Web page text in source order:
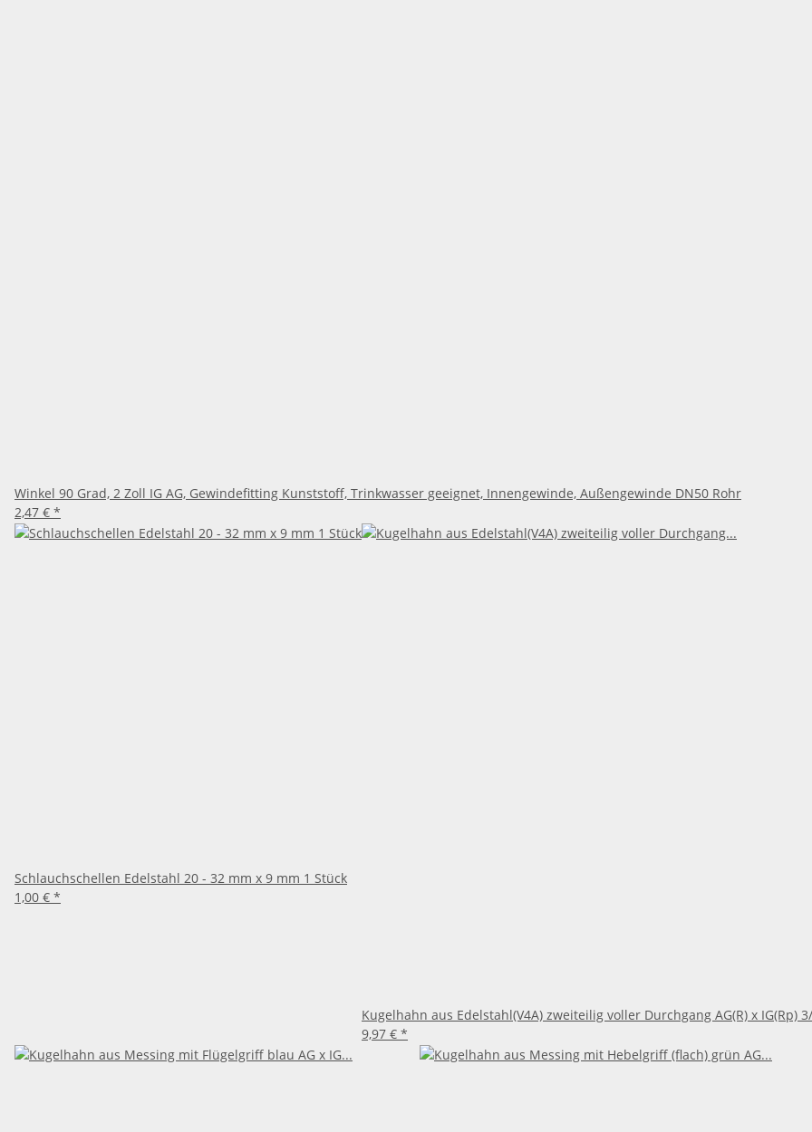
Winkel 90 Grad, 2 Zoll IG AG, Gewindefitting Kunststoff, Trinkwasser geeignet, Innengewinde, Außengewinde DN50 Rohr
2,47 € *
Schlauchschellen Edelstahl 20 - 32 mm x 9 mm 1 Stück
1,00 € *
Kugelhahn aus Edelstahl(V4A) zweiteilig voller Durchgang AG(R) x IG(Rp)
9,97 € *